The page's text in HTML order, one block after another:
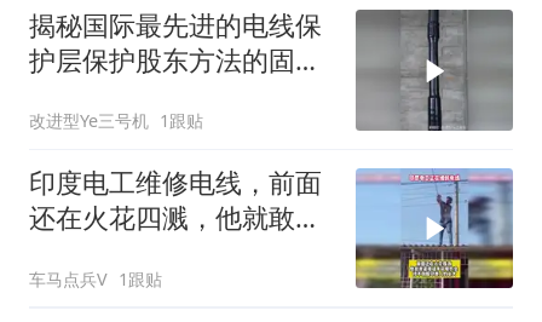
揭秘国际最先进的电线保
护层保护股东方法的固定
改进型Ye三号机 1跟贴
印度电工维修电线，前面
还在火花四溅，他就敢直
车马点兵V 1跟贴